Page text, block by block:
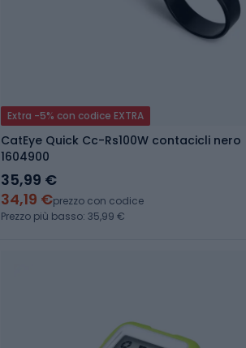
Extra -5% con codice EXTRA
CatEye Quick Cc-Rs100W contacicli nero
1604900
35,99 €
34,19 €prezzo con codice
Prezzo più basso: 35,99 €